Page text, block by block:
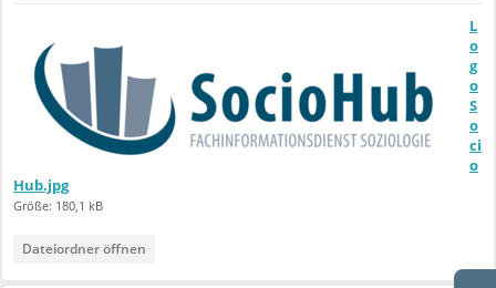
L
o
g
o
S
o
ci
o
Hub.jpg
Größe: 180,1 kB
Dateiordner öffnen